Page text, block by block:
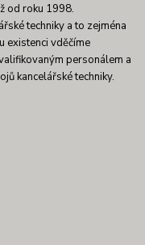
od roku 1998.
techniky a to zejména
existenci vděčíme
personálem a
kancelářské techniky.